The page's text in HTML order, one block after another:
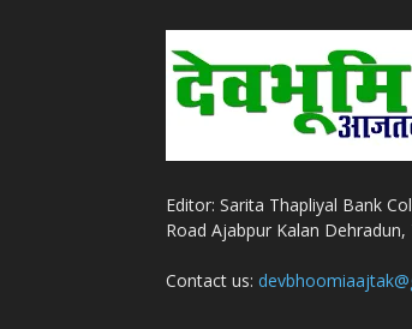
Editor: Sarita Thapliyal Bank
Road Ajabpur Kalan Dehradun,
Contact us: